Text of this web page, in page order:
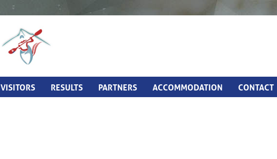
VISITORS RESULTS PARTNERS ACCOMMODATION CONTACT